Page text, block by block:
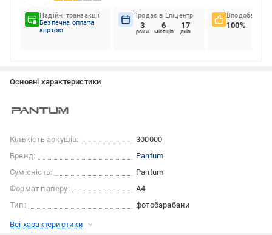
Надійні транзакції
Безпечна оплата
картою
Продає в Епіцентрі
3
роки
6
місяців
17
днів
Вподобання
100%
Основні характеристики
Кількість аркушів:
300000
Бренд:
Pantum
Сумісність:
Pantum
Формат паперу:
A4
Тип:
фотобарабани
Всі характеристики